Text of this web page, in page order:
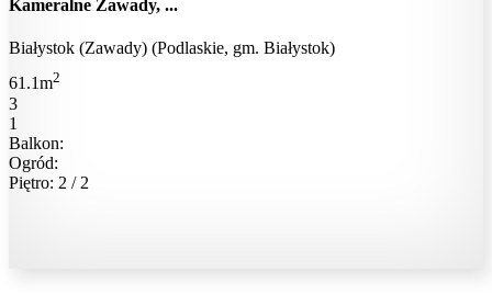
Kameralne Zawady, ...
Białystok (Zawady) (Podlaskie, gm. Białystok)
61.1m2
3
1
Balkon:
Ogród:
Piętro: 2 / 2